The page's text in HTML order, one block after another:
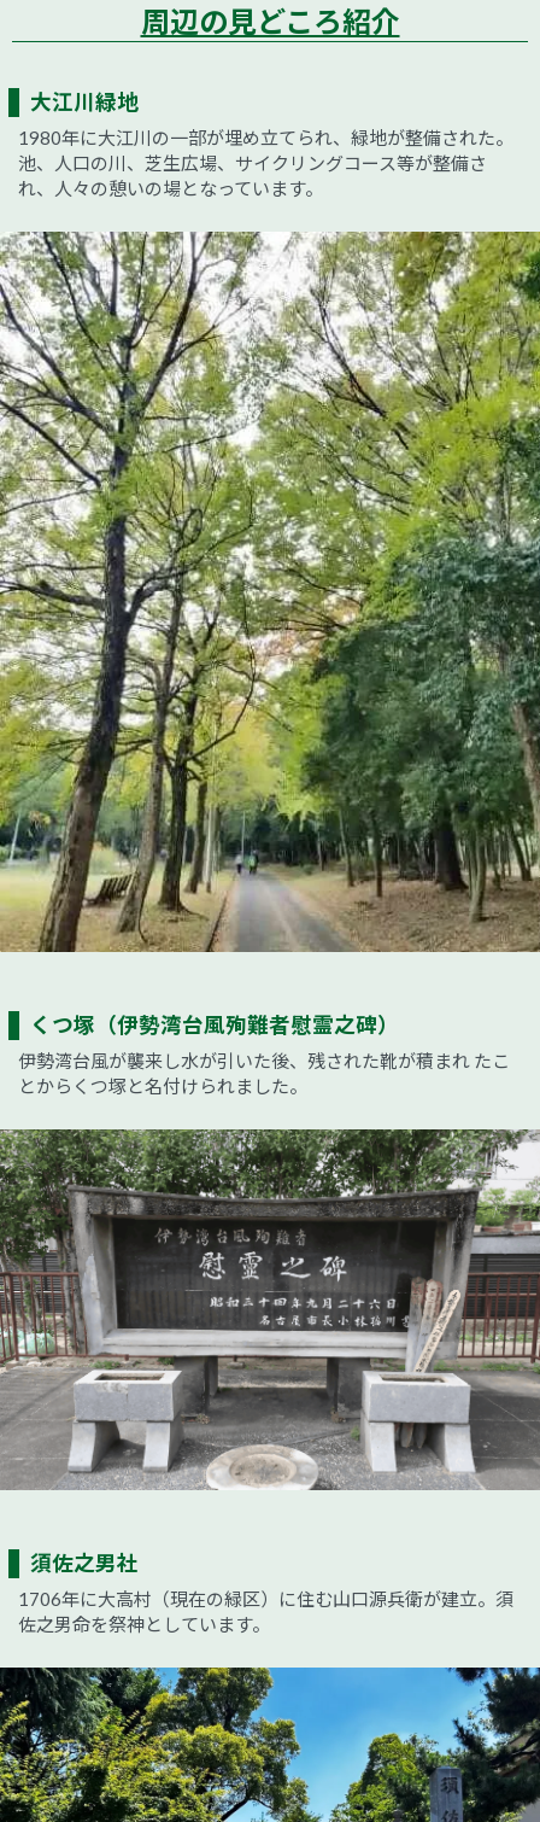
周辺の見どころ紹介
大江川緑地
1980年に大江川の一部が埋め立てられ、緑地が整備された。
池、人口の川、芝生広場、サイクリングコース等が整備さ
れ、人々の憩いの場となっています。
くつ塚（伊勢湾台風殉難者慰霊之碑）
伊勢湾台風が襲来し水が引いた後、残された靴が積まれ たこ
とからくつ塚と名付けられました。
須佐之男社
1706年に大高村（現在の緑区）に住む山口源兵衛が建立。須
佐之男命を祭神としています。